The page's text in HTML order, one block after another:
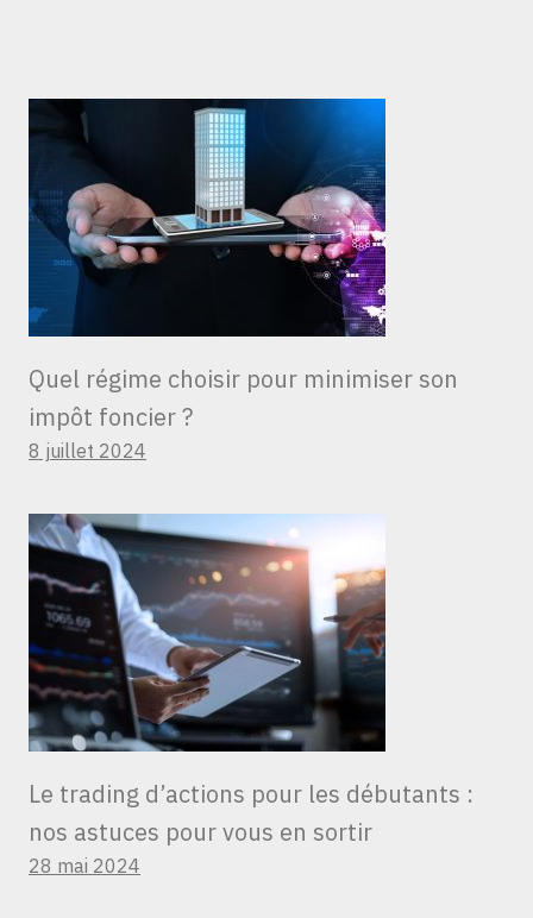
Quel régime choisir pour minimiser son
impôt foncier ?
8 juillet 2024
Le trading d’actions pour les débutants :
nos astuces pour vous en sortir
28 mai 2024